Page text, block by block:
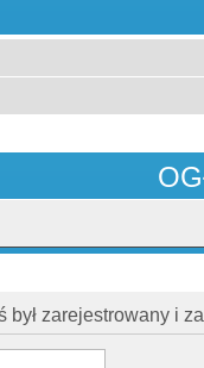
był zarejestrowany i